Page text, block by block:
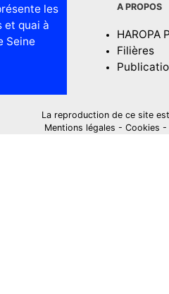
les
et quai à
Seine
A PROPOS
HAROPA
Filières
La reproduction de ce site
Mentions légales - Cookies -